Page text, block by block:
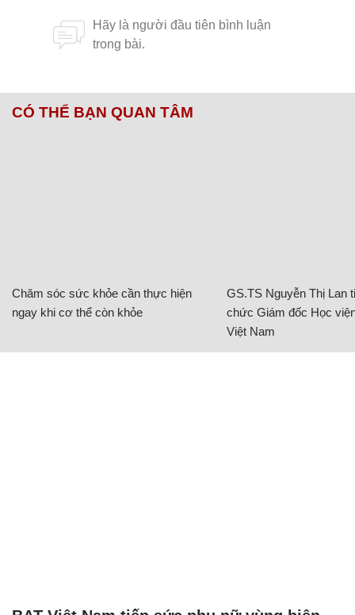
CÓ THỂ BẠN QUAN TÂM
Chăm sóc sức khỏe cần thực hiện
ngay khi cơ thể còn khỏe
GS.TS Nguyễn Thị Lan
chức Giám đốc Học
Việt Nam